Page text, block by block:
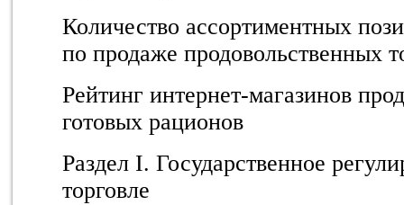
Количество ассортиментных
по продаже продовольственных
Рейтинг интернет-магазинов
готовых рационов
Раздел I. Государственное
торговле